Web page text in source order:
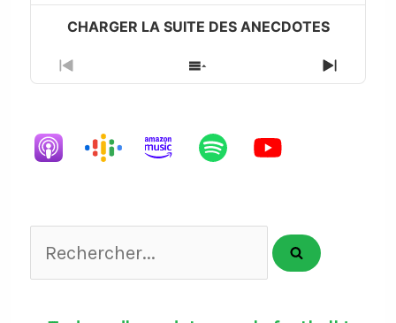
Previous
Episode
Show
Episodes
Next
Episode
Rechercher...